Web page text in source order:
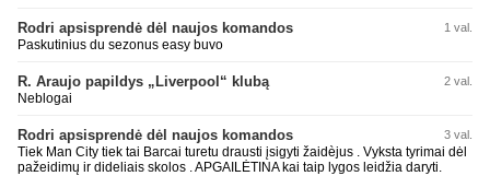
Rodri apsisprendė dėl naujos komandos 1 val.
Paskutinius du sezonus easy buvo
R. Araujo papildys „Liverpool“ klubą 2 val.
Neblogai
Rodri apsisprendė dėl naujos komandos 3 val.
Tiek Man City tiek tai Barcai turetu drausti įsigyti žaidèjus . Vyksta tyrimai dėl
pažeidimų ir dideliais skolos . APGAILĖTINA kai taip lygos leidžia daryti.